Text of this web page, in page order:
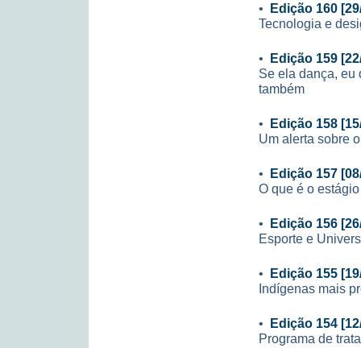
• Edição 160
Tecnologia e
• Edição 159
Se ela dança, eu
também
• Edição 158
Um alerta sobre
• Edição 157
O que é o
• Edição 156
Esporte e
• Edição 155
Indígenas mais
• Edição 154
Programa de